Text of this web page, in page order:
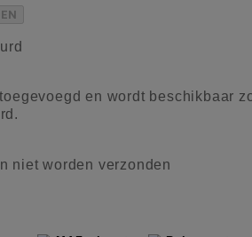
en wordt beschikbaar
niet worden verzonden